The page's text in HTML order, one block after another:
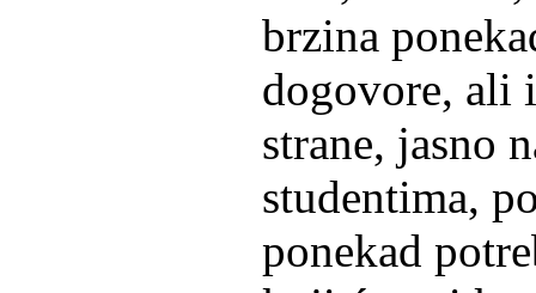
brzina
dogovore, ali
strane, jasno
studentima,
ponekad